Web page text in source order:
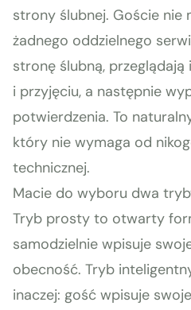
strony ślubnej. Goście nie
żadnego oddzielnego
stronę ślubną,
i przyjęciu, a następnie
potwierdzenia. To
który nie wymaga od
technicznej.
Macie do wyboru dwa
Tryb prosty to otwarty
samodzielnie wpisuje
obecność. Tryb
inaczej: gość wpisuje